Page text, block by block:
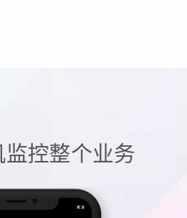
控整个业务